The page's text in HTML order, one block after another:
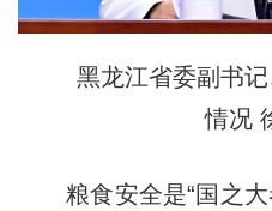
黑龙江省委副书记
情况
粮食安全是“国之大